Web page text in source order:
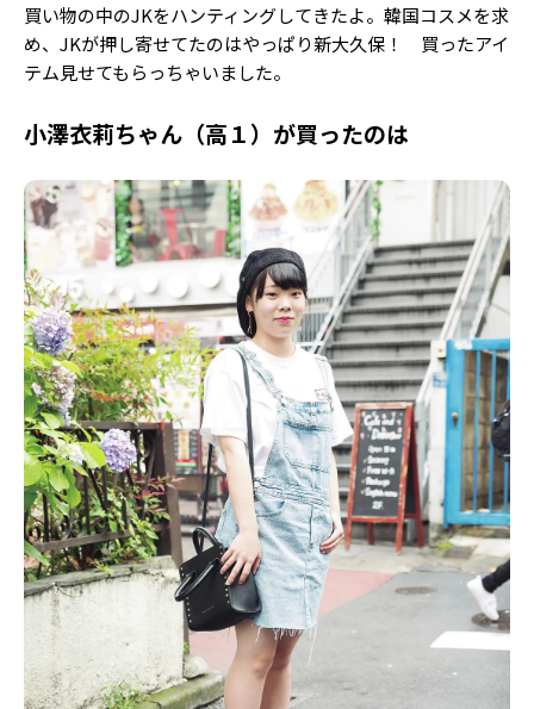
Instagram
YouTube
FORTUNE
ミスセブンティーンニュース
MAGAZINE
バックナンバー
INFORMATION
Seventeenについて
Follow us
ST member
新規会員登録・ログイン
買い物の中のJKをハンティングしてきたよ。韓国コスメを求
め、JKが押し寄せてたのはやっぱり新大久保！ 買ったアイ
テム見せてもらっちゃいました。
小澤衣莉ちゃん（高１）が買ったのは